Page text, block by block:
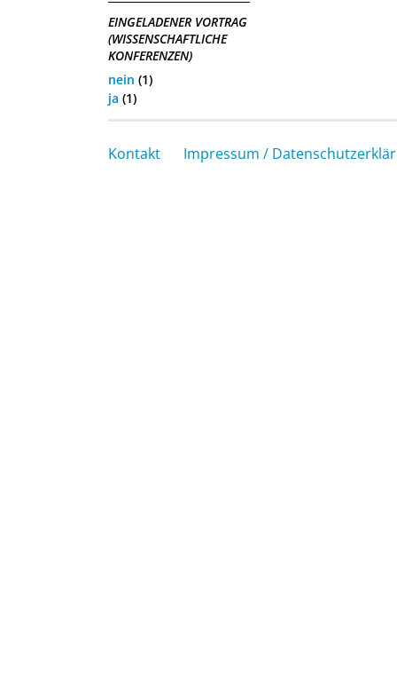
EINGELADENER VORTRAG
(WISSENSCHAFTLICHE
KONFERENZEN)
nein (1)
ja (1)
Kontakt Impressum /